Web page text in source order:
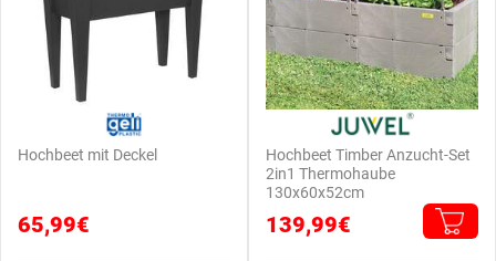
Hochbeet mit Deckel
65,99€
Hochbeet Timber Anzucht-Set
2in1 Thermohaube
130x60x52cm
139,99€